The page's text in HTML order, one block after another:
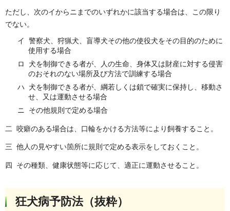
ただし、次のイからニまでのいずれかに該当する場合は、この限り
でない。
イ 警察犬、狩猟犬、盲導犬その他の使役犬をその目的のために
使用する場合
ロ 犬を制御できる者が、人の生命、身体又は財産に対する侵害
のおそれのない場所及び方法で訓練する場合
ハ 犬を制御できる者が、綱若しくは鎖で確実に保持し、移動さ
せ、又は運動させる場合
ニ その他規則で定める場合
二 咬癖のある場合は、口輪をかける方法等により飼養すること。
三 他人の見やすい箇所に規則で定める表示をしておくこと。
四 その種類、健康状態等に応じて、適正に運動させること。
狂犬病予防法（抜粋）